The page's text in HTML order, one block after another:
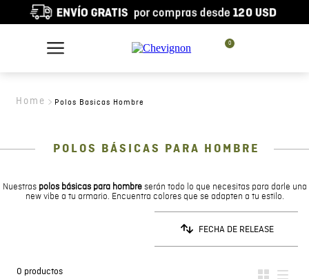
0
Polos Basicas Hombre
POLOS BÁSICAS PARA HOMBRE
Nuestras polos básicas para hombreserán todo lo que necesitas para darle una
new vibe a tu armario. Encuentra colores que se adapten a tu estilo.
FECHA DE RELEASE
0 productos